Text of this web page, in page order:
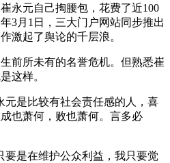
永元自己掏腰包，花费了近100
3月1日，三大门户网站同步推出
激起了舆论的千层浪。
前所未有的名誉危机。但熟悉崔
这样。
元是比较有社会责任感的人，喜
也萧何，败也萧何。言多必
要是在维护公众利益，我只要觉